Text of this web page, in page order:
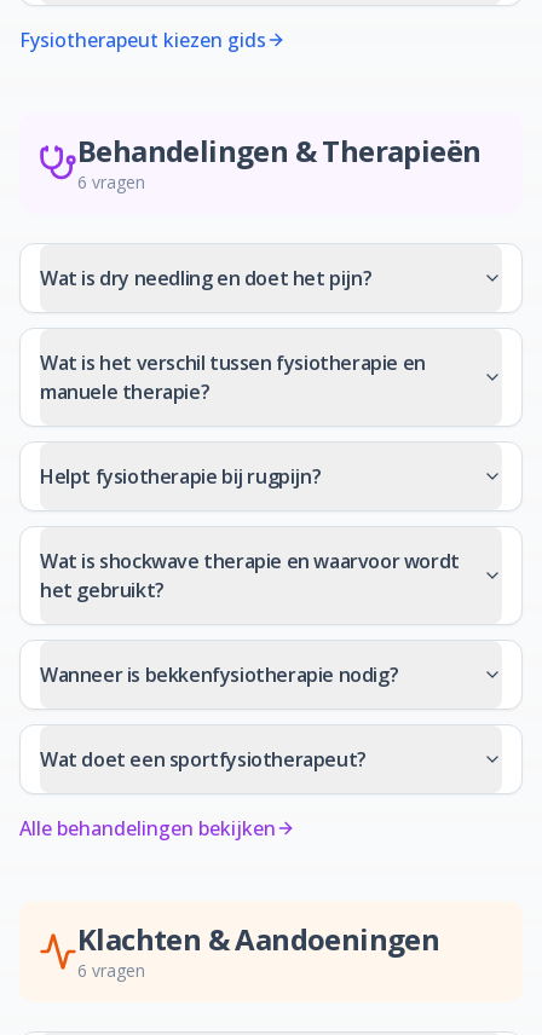
Fysiotherapeut kiezen gids
Behandelingen & Therapieën
6 vragen
Wat is dry needling en doet het pijn?
Wat is het verschil tussen fysiotherapie en
manuele therapie?
Helpt fysiotherapie bij rugpijn?
Wat is shockwave therapie en waarvoor wordt
het gebruikt?
Wanneer is bekkenfysiotherapie nodig?
Wat doet een sportfysiotherapeut?
Alle behandelingen bekijken
Klachten & Aandoeningen
6 vragen